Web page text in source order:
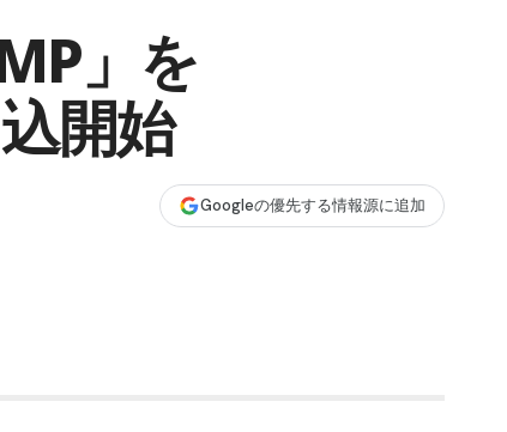
」を
開始
Googleの優先する情報源に追加